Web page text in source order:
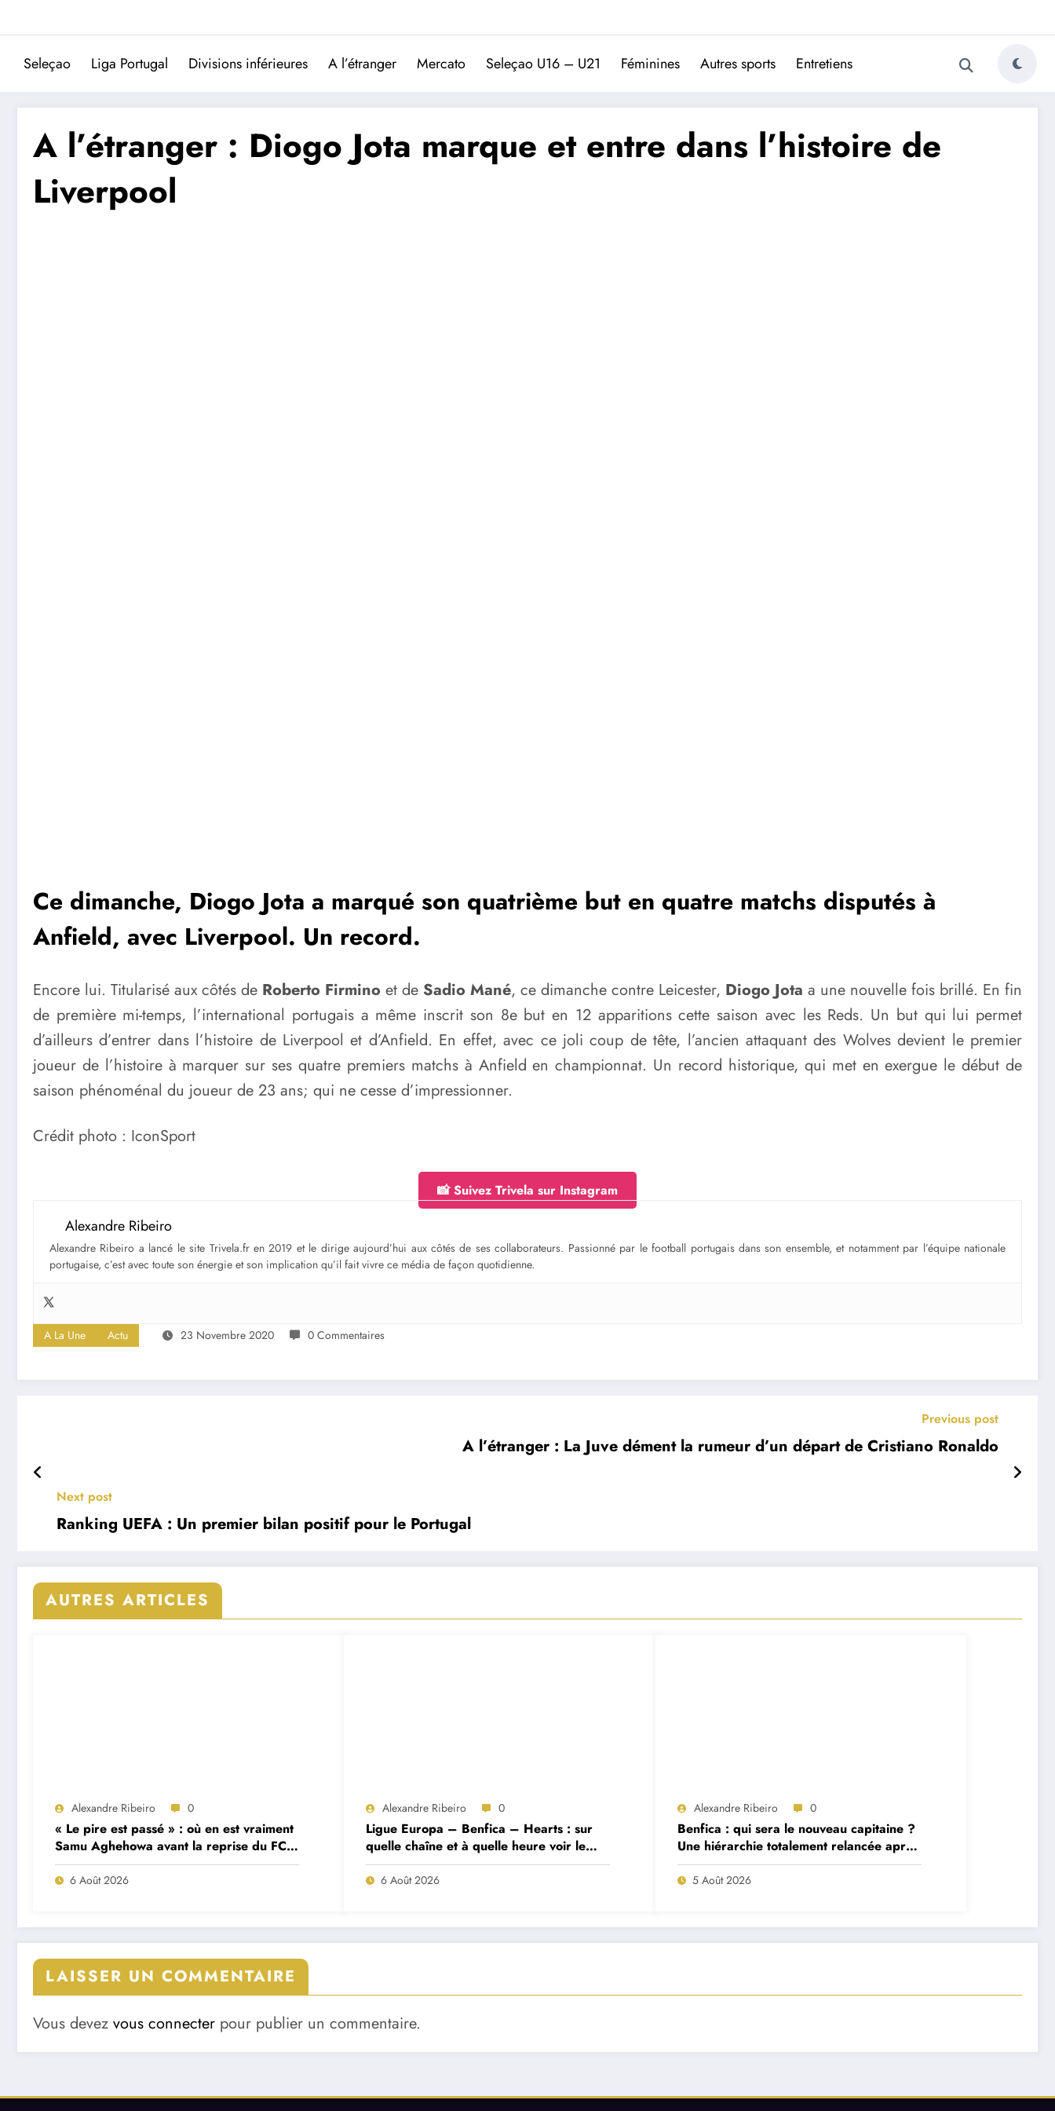
Trivela
L'actualité du football portugais
Seleçao Liga Portugal Divisions inférieures A l’étranger Mercato Seleçao U16 – U21 Féminines Autres sports Entretiens
A l’étranger : Diogo Jota marque et entre dans l’histoire de
Liverpool
Ce dimanche, Diogo Jota a marqué son quatrième but en quatre matchs disputés à
Anfield, avec Liverpool. Un record.
Encore lui. Titularisé aux côtés de Roberto Firmino et de Sadio Mané, ce dimanche contre Leicester, Diogo Jota a une nouvelle fois brillé. En fin
de première mi-temps, l’international portugais a même inscrit son 8e but en 12 apparitions cette saison avec les Reds. Un but qui lui permet
d’ailleurs d’entrer dans l’histoire de Liverpool et d’Anfield. En effet, avec ce joli coup de tête, l’ancien attaquant des Wolves devient le premier
joueur de l’histoire à marquer sur ses quatre premiers matchs à Anfield en championnat. Un record historique, qui met en exergue le début de
saison phénoménal du joueur de 23 ans; qui ne cesse d’impressionner.
Crédit photo : IconSport
📸 Suivez Trivela sur Instagram
Alexandre Ribeiro
Alexandre Ribeiro a lancé le site Trivela.fr en 2019 et le dirige aujourd’hui aux côtés de ses collaborateurs. Passionné par le football portugais dans son ensemble, et notamment par l’équipe nationale
portugaise, c’est avec toute son énergie et son implication qu’il fait vivre ce média de façon quotidienne.
A La Une Actu 23 Novembre 2020 0 Commentaires
Previous post
A l’étranger : La Juve dément la rumeur d’un départ de Cristiano Ronaldo
Next post
Ranking UEFA : Un premier bilan positif pour le Portugal
AUTRES ARTICLES
Alexandre Ribeiro 0
« Le pire est passé » : où en est vraiment
Samu Aghehowa avant la reprise du FC
Porto ?
6 Août 2026
Alexandre Ribeiro 0
Ligue Europa – Benfica – Hearts : sur
quelle chaîne et à quelle heure voir le
match ?
6 Août 2026
Alexandre Ribeiro 0
Benfica : qui sera le nouveau capitaine ?
Une hiérarchie totalement relancée après
deux départs majeurs
5 Août 2026
LAISSER UN COMMENTAIRE
Vous devez vous connecter pour publier un commentaire.